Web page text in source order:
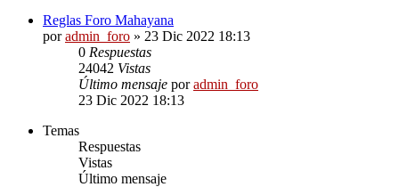
Reglas Foro Mahayana
poradmin_foro » 23 Dic 2022 18:13
0 Respuestas
24042 Vistas
Último mensaje poradmin_foro
23 Dic 2022 18:13
Temas
Respuestas
Vistas
Último mensaje